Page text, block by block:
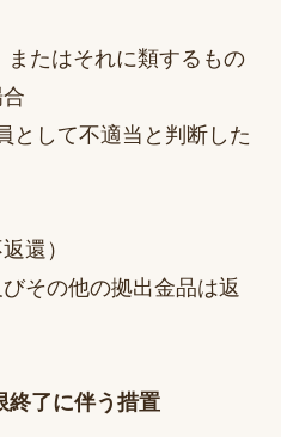
たはそれに類するもの
として不適当と判断した
還）
その他の拠出金品は返
終了に伴う措置